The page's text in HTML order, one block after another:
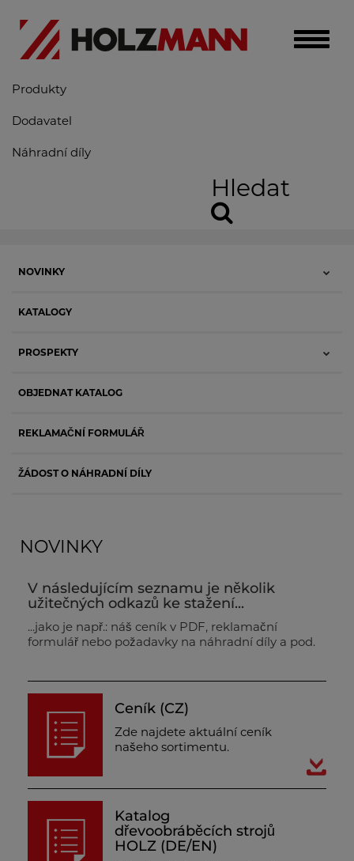
Toggle
Produkty
Dodavatel
Náhradní díly
Hledat
NOVINKY
V následujícím seznamu je několik
užitečných odkazů ke stažení...
...jako je např.: náš ceník v PDF, reklamační
formulář nebo požadavky na náhradní díly a pod.
Ceník (CZ)
Zde najdete aktuální ceník
našeho sortimentu.
Katalog
dřevoobráběcích strojů
HOLZ (DE/EN)
NOVINKY
KATALOGY
PROSPEKTY
OBJEDNAT KATALOG
REKLAMAČNÍ FORMULÁŘ
ŽÁDOST O NÁHRADNÍ DÍLY